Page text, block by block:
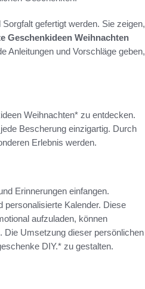
gefertigt werden. Sie zeigen,
Geschenkideen Weihnachten
Anleitungen und Vorschläge geben,
Weihnachten* zu entdecken.
Bescherung einzigartig. Durch
Erlebnis werden.
Erinnerungen einfangen.
Kalender. Diese
aufzuladen, können
Die Umsetzung dieser persönlichen
DIY.* zu gestalten.